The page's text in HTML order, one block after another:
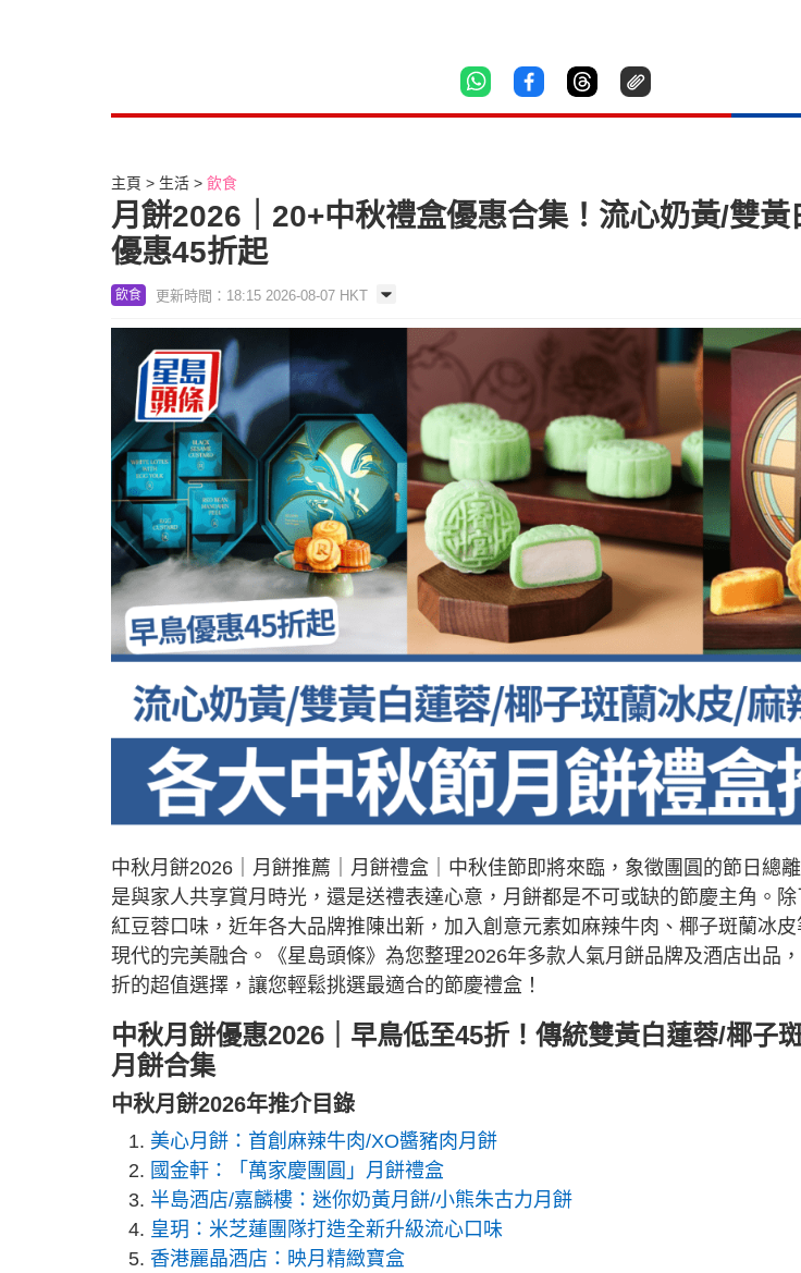
主頁 生活 飲食
月餅2026｜20+中秋禮盒優惠合集！流心奶黃/雙
優惠45折起
飲食 更新時間：18:15 2026-08-07 HKT
中秋月餅2026｜月餅推薦｜月餅禮盒｜中秋佳節即將來臨，象徵團圓的節日總
是與家人共享賞月時光，還是送禮表達心意，月餅都是不可或缺的節慶主角。
紅豆蓉口味，近年各大品牌推陳出新，加入創意元素如麻辣牛肉、椰子斑蘭冰
現代的完美融合。《星島頭條》為您整理2026年多款人氣月餅品牌及酒店出品
折的超值選擇，讓您輕鬆挑選最適合的節慶禮盒！
中秋月餅優惠2026｜早鳥低至45折！傳統雙黃白蓮蓉/椰子
月餅合集
中秋月餅2026年推介目錄
美心月餅：首創麻辣牛肉/XO醬豬肉月餅
國金軒：「萬家慶團圓」月餅禮盒
半島酒店/嘉麟樓：迷你奶黃月餅/小熊朱古力月餅
皇玥：米芝蓮團隊打造全新升級流心口味
香港麗晶酒店：映月精緻寶盒